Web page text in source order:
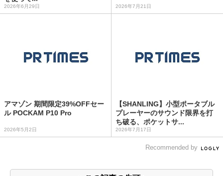
2026年6月29日 2026年7月21日
アマゾン 期間限定39%OFFセー
ル POCKAM P10 Pro
2026年5月2日
【SHANLING】小型ポータブル
プレーヤーのサウンド限界を打
ち破る、ポケットサ...
2026年7月17日
Recommended by